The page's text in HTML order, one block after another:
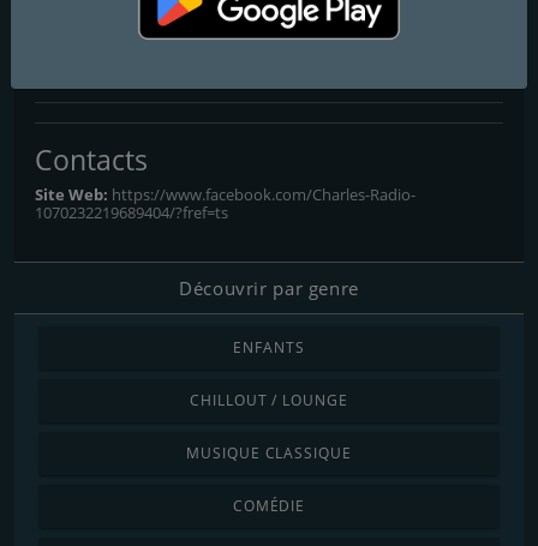
Charles Radio
Contacts
Site Web: https://www.facebook.com/Charles-Radio-
1070232219689404/?fref=ts
Découvrir par genre
ENFANTS
CHILLOUT / LOUNGE
MUSIQUE CLASSIQUE
COMÉDIE